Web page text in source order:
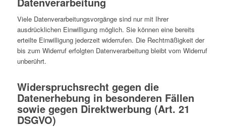
Viele Datenverarbeitungsvorgänge sind nur mit Ihrer
ausdrücklichen Einwilligung möglich. Sie können eine bereits
erteilte Einwilligung jederzeit widerrufen. Die Rechtmäßigkeit der
bis zum Widerruf erfolgten Datenverarbeitung bleibt vom Widerruf
unberührt.
Widerspruchsrecht gegen die
Datenerhebung in besonderen Fällen
sowie gegen Direktwerbung (Art. 21
DSGVO)